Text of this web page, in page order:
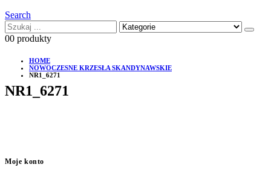
Search
00 produkty
HOME
NOWOCZESNE KRZESŁA SKANDYNAWSKIE
NR1_6271
NR1_6271
Moje konto